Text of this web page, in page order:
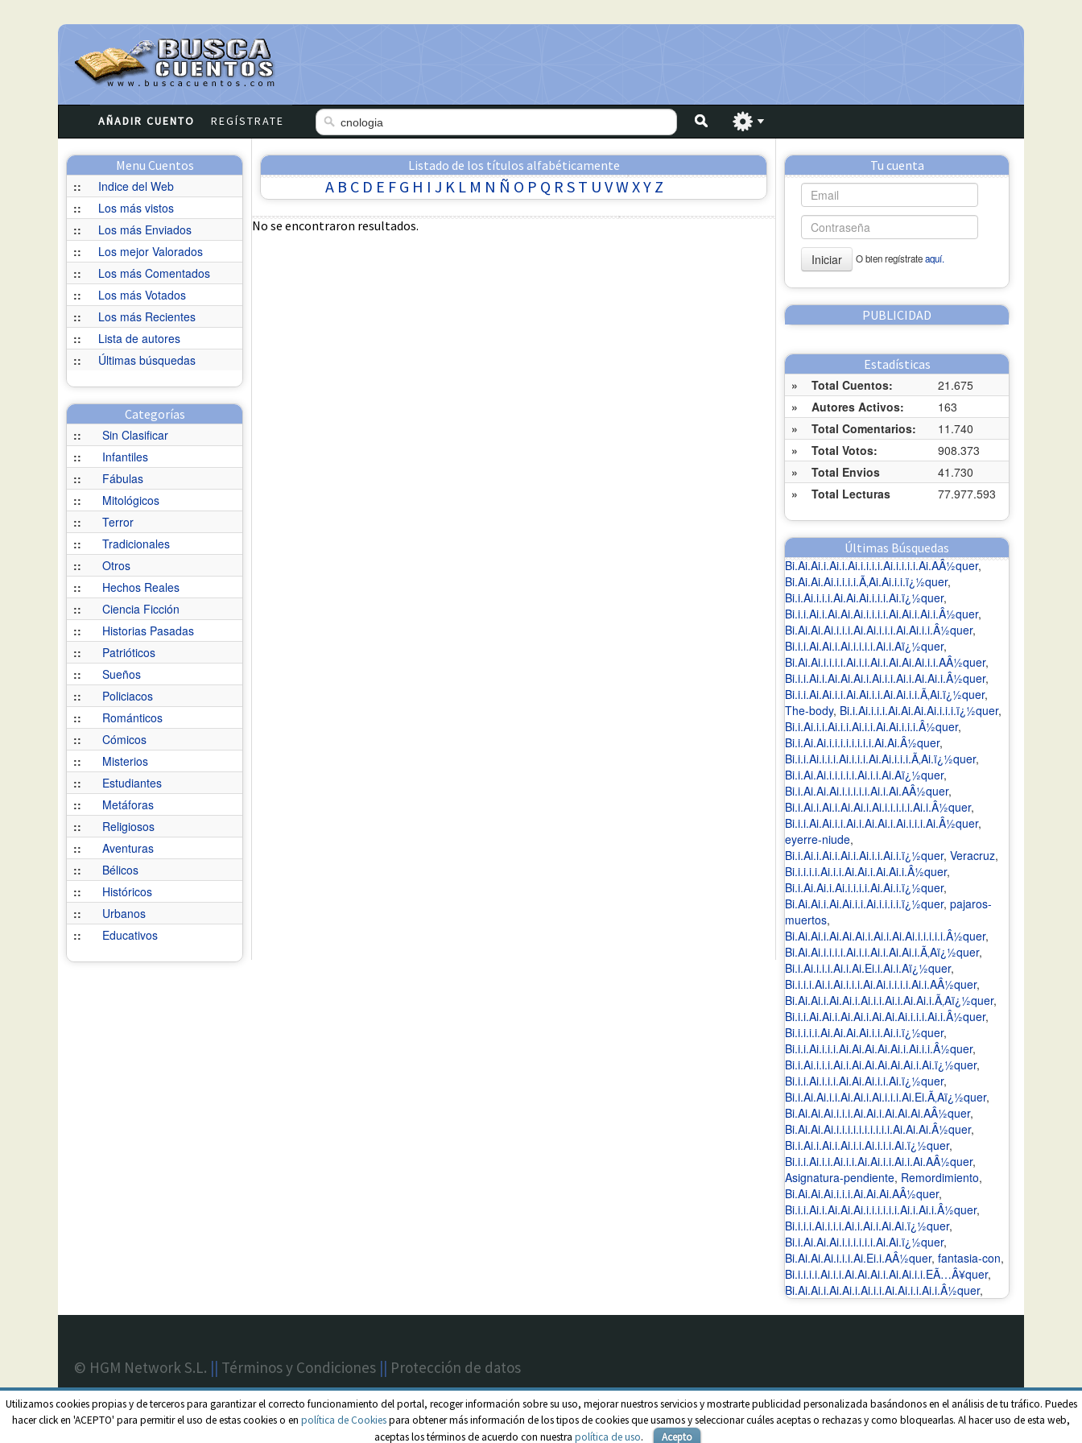
Utilizamos cookies propias y de terceros para garantizar el correcto funcionamiento del portal, recoger información sobre su uso, mejorar nuestros servicios y mostrarte publicidad personalizada basándonos en el análisis de tu tráfico. Puedes
hacer click en 'ACEPTO' para permitir el uso de estas cookies o en política de Cookiespara obtener más información de los tipos de cookies que usamos y seleccionar cuáles aceptas o rechazas y como bloquearlas. Al hacer uso de esta web,
aceptas los términos de acuerdo con nuestra política de uso. Acepto
AÑADIR CUENTO REGÍSTRATE
Menu Cuentos
::
Indice del Web
::
Los más vistos
::
Los más Enviados
::
Los mejor Valorados
::
Los más Comentados
::
Los más Votados
::
Los más Recientes
::
Lista de autores
::
Últimas búsquedas
Categorías
::
Sin Clasificar
::
Infantiles
::
Fábulas
::
Mitológicos
::
Terror
::
Tradicionales
::
Otros
::
Hechos Reales
::
Ciencia Ficción
::
Historias Pasadas
::
Patrióticos
::
Sueños
::
Policiacos
::
Románticos
::
Cómicos
::
Misterios
::
Estudiantes
::
Metáforas
::
Religiosos
::
Aventuras
::
Bélicos
::
Históricos
::
Urbanos
::
Educativos
Listado de los títulos alfabéticamente
A B C D E F G H I J K L M N Ñ O P Q R S T U VWXY Z
No se encontraron resultados.
Tu cuenta
Iniciar O bien regístrateaquí.
PUBLICIDAD
Estadísticas
»
Total Cuentos:
21.675
»
Autores Activos:
163
»
Total Comentarios:
11.740
»
Total Votos:
908.373
»
Total Envios
41.730
»
Total Lecturas 77.977.593
Últimas Búsquedas
Bi.Ai.Ai.i.Ai.i.Ai.i.i.i.i.Ai.i.i.i.i.Ai.AÂ½quer,
Bi.Ai.Ai.Ai.i.i.i.i.Ã‚Ai.Ai.i.i.ï¿½quer,
Bi.i.Ai.i.i.i.Ai.Ai.Ai.i.i.i.Ai.ï¿½quer,
Bi.i.i.Ai.i.Ai.Ai.Ai.i.i.i.i.Ai.Ai.i.Ai.i.Â½quer,
Bi.Ai.Ai.Ai.i.i.i.Ai.Ai.i.i.i.Ai.Ai.i.i.Â½quer,
Bi.i.i.Ai.Ai.i.Ai.i.i.i.i.Ai.i.Aï¿½quer,
Bi.Ai.Ai.i.i.i.i.Ai.i.i.Ai.i.Ai.Ai.Ai.i.i.AÂ½quer,
Bi.i.i.Ai.i.Ai.Ai.Ai.i.Ai.i.i.Ai.i.Ai.Ai.i.Â½quer,
Bi.i.i.Ai.Ai.i.i.Ai.Ai.i.i.Ai.Ai.i.i.Ã‚Ai.ï¿½quer,
The-body, Bi.i.Ai.i.i.i.Ai.Ai.Ai.Ai.i.i.i.ï¿½quer,
Bi.i.Ai.i.i.Ai.i.i.Ai.i.i.Ai.Ai.i.i.i.Â½quer,
Bi.i.Ai.Ai.i.i.i.i.i.i.i.i.Ai.Ai.Â½quer,
Bi.i.i.Ai.i.i.i.Ai.i.i.i.Ai.Ai.i.i.i.Ã‚Ai.ï¿½quer,
Bi.i.Ai.Ai.i.i.i.i.i.Ai.i.i.Ai.Aï¿½quer,
Bi.i.Ai.Ai.Ai.i.i.i.i.i.Ai.i.Ai.AÂ½quer,
Bi.i.Ai.i.Ai.i.Ai.Ai.i.Ai.i.i.i.i.i.Ai.i.Â½quer,
Bi.i.i.Ai.Ai.i.i.Ai.i.Ai.Ai.i.Ai.i.i.i.Ai.Â½quer,
eyerre-niude,
Bi.i.Ai.i.Ai.i.Ai.i.Ai.i.i.Ai.i.ï¿½quer, Veracruz,
Bi.i.i.i.i.Ai.i.i.Ai.Ai.i.Ai.Ai.i.Â½quer,
Bi.i.Ai.Ai.i.Ai.i.i.i.i.Ai.Ai.i.ï¿½quer,
Bi.Ai.Ai.i.Ai.Ai.i.i.Ai.i.i.i.i.ï¿½quer, pajaros-
muertos,
Bi.Ai.Ai.i.Ai.Ai.Ai.i.Ai.i.Ai.Ai.i.i.i.i.i.Â½quer,
Bi.Ai.Ai.i.i.i.i.Ai.i.i.Ai.i.Ai.Ai.i.Ã‚Aï¿½quer,
Bi.i.Ai.i.i.i.Ai.i.Ai.Ei.i.Ai.i.Aï¿½quer,
Bi.i.i.i.Ai.i.Ai.i.i.i.Ai.Ai.i.i.i.i.Ai.i.AÂ½quer,
Bi.Ai.Ai.i.Ai.Ai.i.Ai.i.i.Ai.i.Ai.Ai.i.Ã‚Aï¿½quer,
Bi.i.i.Ai.Ai.i.Ai.Ai.i.Ai.Ai.Ai.i.i.i.Ai.i.Â½quer,
Bi.i.i.i.i.Ai.Ai.Ai.Ai.i.i.Ai.i.ï¿½quer,
Bi.i.i.Ai.i.i.i.Ai.Ai.Ai.Ai.Ai.i.Ai.i.i.Â½quer,
Bi.i.Ai.i.i.i.Ai.i.Ai.Ai.Ai.Ai.Ai.i.Ai.ï¿½quer,
Bi.i.i.Ai.i.i.i.Ai.Ai.Ai.i.i.Ai.ï¿½quer,
Bi.i.Ai.Ai.i.i.Ai.Ai.i.Ai.i.i.i.Ai.Ei.Ã‚Aï¿½quer,
Bi.Ai.Ai.Ai.i.i.i.Ai.Ai.i.Ai.Ai.Ai.AÂ½quer,
Bi.Ai.Ai.Ai.i.i.i.i.i.i.i.i.i.i.Ai.Ai.Ai.Â½quer,
Bi.i.Ai.i.Ai.i.Ai.i.i.Ai.i.i.i.Ai.ï¿½quer,
Bi.i.i.Ai.i.i.Ai.i.i.Ai.Ai.i.i.Ai.i.Ai.AÂ½quer,
Asignatura-pendiente, Remordimiento,
Bi.Ai.Ai.Ai.i.i.i.Ai.Ai.Ai.AÂ½quer,
Bi.i.i.Ai.i.Ai.Ai.Ai.i.i.i.i.i.i.Ai.i.Ai.i.Â½quer,
Bi.i.i.i.Ai.i.i.i.Ai.i.Ai.i.Ai.Ai.ï¿½quer,
Bi.i.Ai.Ai.Ai.i.i.i.i.i.i.Ai.Ai.ï¿½quer,
Bi.Ai.Ai.Ai.i.i.i.Ai.Ei.i.AÂ½quer, fantasia-con,
Bi.i.i.i.i.Ai.i.i.Ai.Ai.Ai.i.Ai.Ai.i.i.EÃ…Â¥quer,
Bi.Ai.Ai.i.Ai.Ai.i.Ai.i.i.Ai.Ai.i.i.Ai.i.Â½quer,
© HGM Network S.L. || Términos y Condiciones || Protección de datos